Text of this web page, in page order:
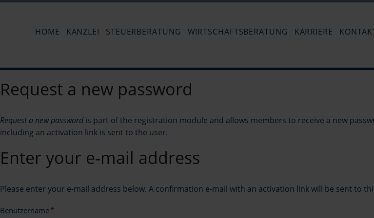
HOME KANZLEI
Annette Andersen Carmen Hinrichsen-Bockmeyer
STEUERBERATUNG WIRTSCHAFTSBERATUNG KARRIERE
Request a new password
Request a new passwordis part of the registration module and allows members to receive a new
including an activation link is sent to the user.
Enter your e-mail address
Please enter your e-mail address below. A confirmation e-mail with an activation link will be sent to
Pflichtfeld
Benutzername*